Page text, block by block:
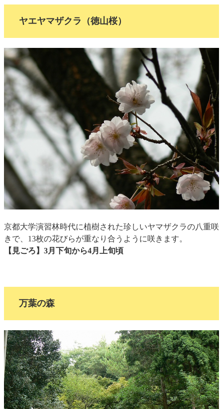
ヤエヤマザクラ（徳山桜）
京都大学演習林時代に植樹された珍しいヤマザクラの八重咲
きで、13枚の花びらが重なり合うように咲きます。
【見ごろ】3月下旬から4月上旬頃
万葉の森